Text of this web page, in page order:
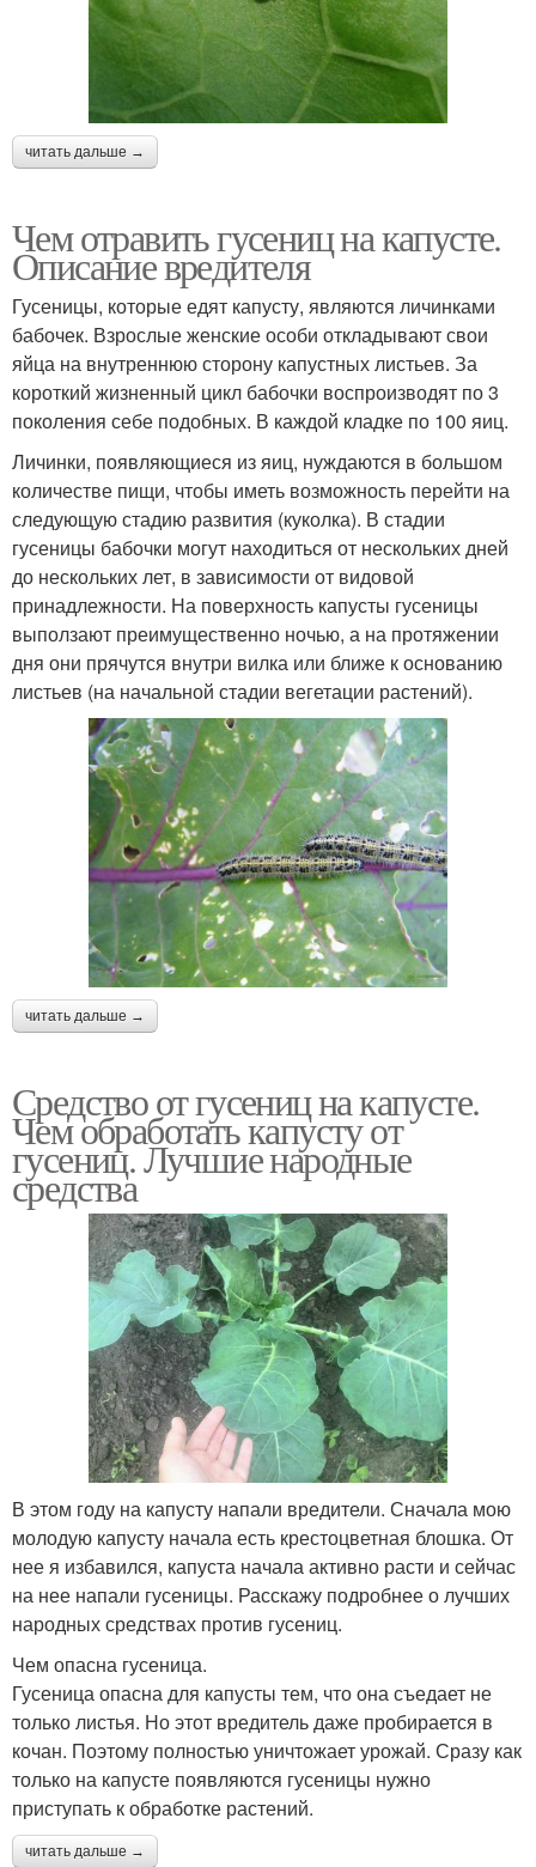
читать дальше →
Чем отравить гусениц на капусте.
Описание вредителя
Гусеницы, которые едят капусту, являются личинками
бабочек. Взрослые женские особи откладывают свои
яйца на внутреннюю сторону капустных листьев. За
короткий жизненный цикл бабочки воспроизводят по 3
поколения себе подобных. В каждой кладке по 100 яиц.
Личинки, появляющиеся из яиц, нуждаются в большом
количестве пищи, чтобы иметь возможность перейти на
следующую стадию развития (куколка). В стадии
гусеницы бабочки могут находиться от нескольких дней
до нескольких лет, в зависимости от видовой
принадлежности. На поверхность капусты гусеницы
выползают преимущественно ночью, а на протяжении
дня они прячутся внутри вилка или ближе к основанию
листьев (на начальной стадии вегетации растений).
читать дальше →
Средство от гусениц на капусте.
Чем обработать капусту от
гусениц. Лучшие народные
средства
В этом году на капусту напали вредители. Сначала мою
молодую капусту начала есть крестоцветная блошка. От
нее я избавился, капуста начала активно расти и сейчас
на нее напали гусеницы. Расскажу подробнее о лучших
народных средствах против гусениц.
Чем опасна гусеница.
Гусеница опасна для капусты тем, что она съедает не
только листья. Но этот вредитель даже пробирается в
кочан. Поэтому полностью уничтожает урожай. Сразу как
только на капусте появляются гусеницы нужно
приступать к обработке растений.
читать дальше →